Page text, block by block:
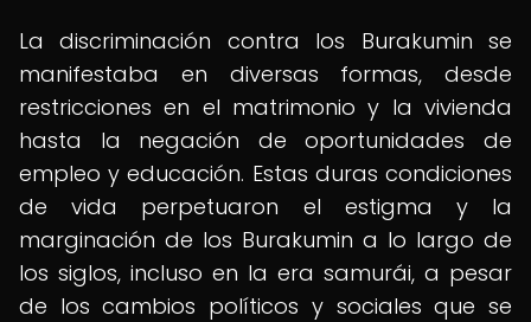
La discriminación contra los Burakumin se
manifestaba en diversas formas, desde
restricciones en el matrimonio y la vivienda
hasta la negación de oportunidades de
empleo y educación. Estas duras condiciones
de vida perpetuaron el estigma y la
marginación de los Burakumin a lo largo de
los siglos, incluso en la era samurái, a pesar
de los cambios políticos y sociales que se